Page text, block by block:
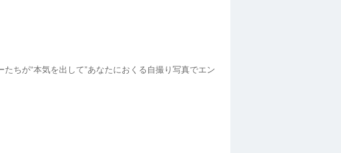
が“本気を出して”あなたにおくる自撮り写真でエン